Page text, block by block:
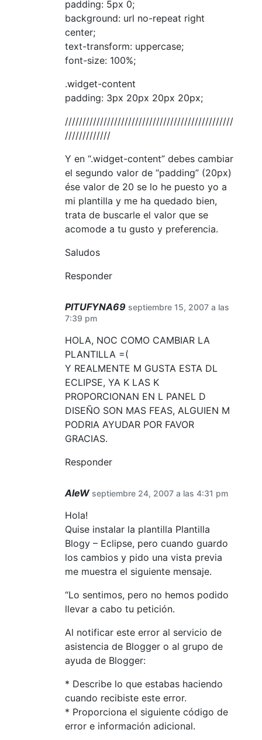
padding: 5px 0;
background: url no-repeat right
center;
text-transform: uppercase;
font-size: 100%;
.widget-content
padding: 3px 20px 20px 20px;
////////////////////////////////////////////////
/////////////
Y en “.widget-content” debes cambiar
el segundo valor de “padding” (20px)
ése valor de 20 se lo he puesto yo a
mi plantilla y me ha quedado bien,
trata de buscarle el valor que se
acomode a tu gusto y preferencia.
Saludos
Responder
PITUFYNA69 septiembre 15, 2007 a las
7:39 pm
HOLA, NOC COMO CAMBIAR LA
PLANTILLA =(
Y REALMENTE M GUSTA ESTA DL
ECLIPSE, YA K LAS K
PROPORCIONAN EN L PANEL D
DISEÑO SON MAS FEAS, ALGUIEN M
PODRIA AYUDAR POR FAVOR
GRACIAS.
Responder
AleW septiembre 24, 2007 a las 4:31 pm
Hola!
Quise instalar la plantilla Plantilla
Blogy – Eclipse, pero cuando guardo
los cambios y pido una vista previa
me muestra el siguiente mensaje.
“Lo sentimos, pero no hemos podido
llevar a cabo tu petición.
Al notificar este error al servicio de
asistencia de Blogger o al grupo de
ayuda de Blogger:
* Describe lo que estabas haciendo
cuando recibiste este error.
* Proporciona el siguiente código de
error e información adicional.